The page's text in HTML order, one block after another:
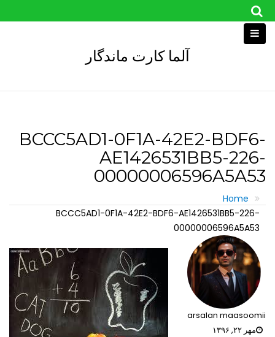
Skip
to
content
آلما کارت ماندگار
BCCC5AD1-0F1A-42E2-BDF6-
AE1426531BB5-226-
00000006596A5A53
Home
BCCC5AD1-0F1A-42E2-BDF6-AE1426531BB5-226-
00000006596A5A53
arsalan maasoomii
مهر ۲۲, ۱۳۹۶